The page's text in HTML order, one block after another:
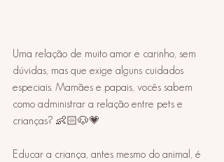
Uma relação de muito amor e carinho, sem
dúvidas, mas que exige alguns cuidados
especiais. Mamães e papais, vocês sabem
como administrar a relação entre pets e
crianças? 👶🏻🐶💗
Educar a criança, antes mesmo do animal, é